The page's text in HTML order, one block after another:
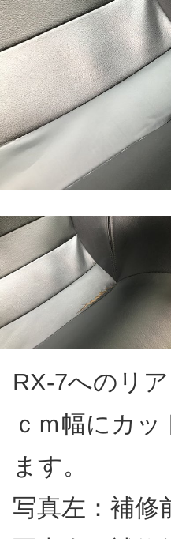
RX-7へのリ
ｃｍ幅にカ
ます。
写真左：補修